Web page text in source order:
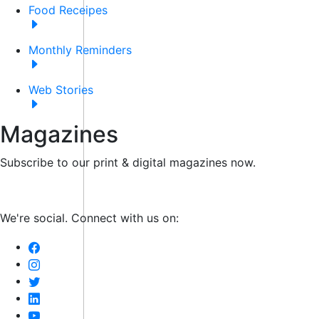
Food Receipes
Monthly Reminders
Web Stories
Magazines
Subscribe to our print & digital magazines now.
We're social. Connect with us on: